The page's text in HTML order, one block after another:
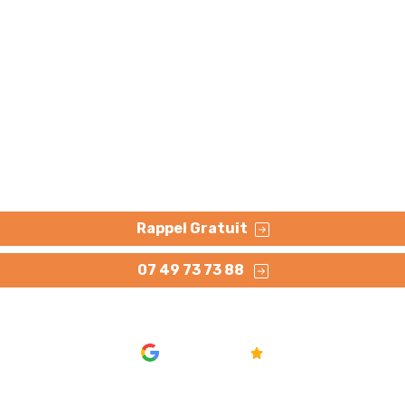
Rappel Gratuit
07 49 73 73 88